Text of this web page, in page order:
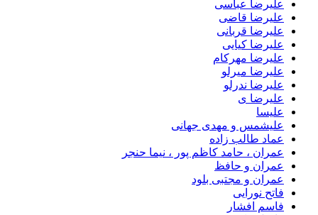
علیرضا عباسی
علیرضا قاضی
علیرضا قربانی
علیرضا کیایی
علیرضا مهرکام
علیرضا میرلو
علیرضا ندرلو
علیرضا ی
علیسا
علیشمس و مهدی جهانی
عماد طالب زاده
عمران ، حامد کاظم پور ، نیما حنجر
عمران و حافظ
عمران و مجتبی بلود
فاتح نورایی
فاسم افشار